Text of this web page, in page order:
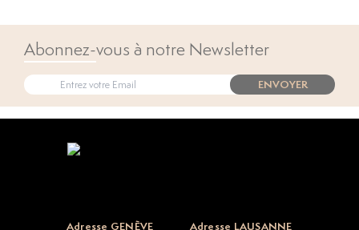
Abonnez-vous à notre Newsletter
ENVOYER
Adresse GENÈVE Adresse LAUSANNE